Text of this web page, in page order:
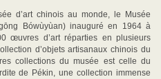
d’art chinois au monde, le Musée
Bówùyùan) inauguré en 1964 à
œuvres d’art réparties en plusieurs
d’objets artisanaux chinois du
collections du musée est celle du
de Pékin, une collection immense